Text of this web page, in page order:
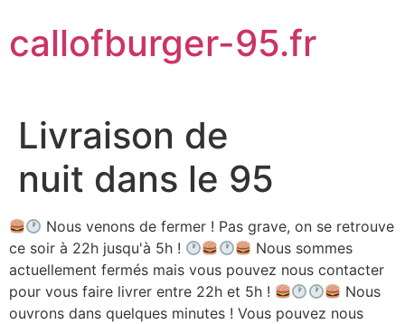
contenu
callofburger-95.fr
Livraison de
nuit dans le 95
Nous venons de fermer ! Pas grave, on se retrouve
ce soir à 22h jusqu'à 5h !
Nous sommes
actuellement fermés mais vous pouvez nous contacter
pour vous faire livrer entre 22h et 5h !
Nous
ouvrons dans quelques minutes ! Vous pouvez nous